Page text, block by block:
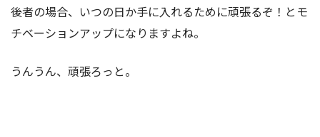
後者の場合、いつの日か手に入れるために頑張るぞ！とモ
チベーションアップになりますよね。
うんうん、頑張ろっと。